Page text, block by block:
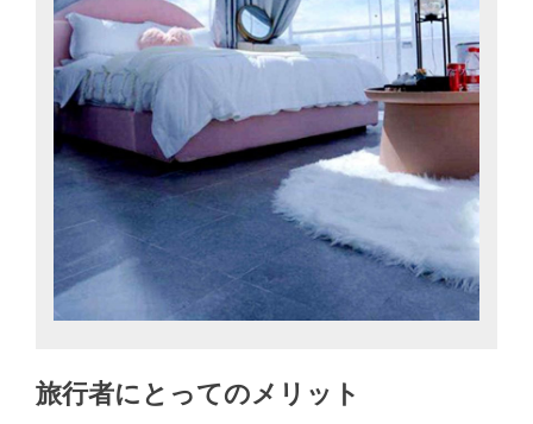
旅行者にとってのメリット